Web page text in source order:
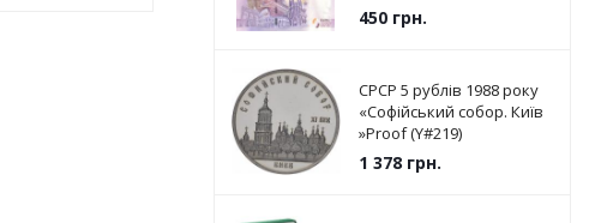
450грн.
СРСР 5 рублів 1988 року
«Софійський собор. Київ
»Proof (Y#219)
1 378грн.